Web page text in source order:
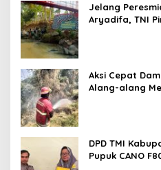
Jelang
Aryadifa, TNI
Aksi Cepat
Alang-alang
DPD TMI
Pupuk CANO